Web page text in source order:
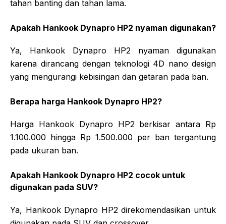
tahan banting dan tahan lama.
Apakah Hankook Dynapro HP2 nyaman digunakan?
Ya, Hankook Dynapro HP2 nyaman digunakan
karena dirancang dengan teknologi 4D nano design
yang mengurangi kebisingan dan getaran pada ban.
Berapa harga Hankook Dynapro HP2?
Harga Hankook Dynapro HP2 berkisar antara Rp
1.100.000 hingga Rp 1.500.000 per ban tergantung
pada ukuran ban.
Apakah Hankook Dynapro HP2 cocok untuk
digunakan pada SUV?
Ya, Hankook Dynapro HP2 direkomendasikan untuk